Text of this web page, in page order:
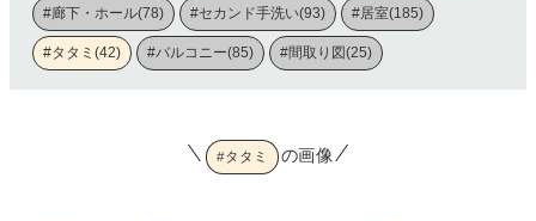
#廊下・ホール(78) #セカンド手洗い(93) #居室(185)
#タタミ(42) #バルコニー(85) #間取り図(25)
#タタミ の画像